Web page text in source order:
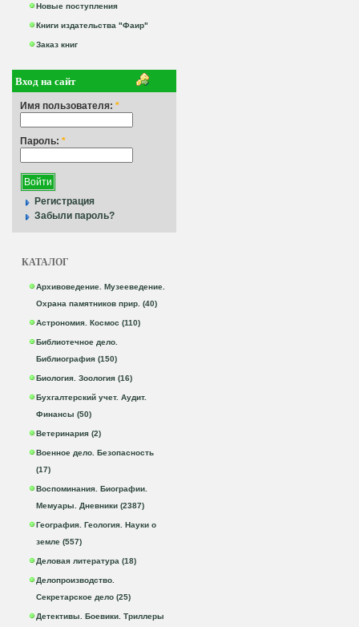
Новые поступления
Книги издательства "Фаир"
Заказ книг
Вход на сайт
Имя пользователя: *
Пароль: *
Регистрация
Забыли пароль?
КАТАЛОГ
Архивоведение. Музееведение.
Охрана памятников прир. (40)
Астрономия. Космос (110)
Библиотечное дело.
Библиография (150)
Биология. Зоология (16)
Бухгалтерский учет. Аудит.
Финансы (50)
Ветеринария (2)
Военное дело. Безопасность
(17)
Воспоминания. Биографии.
Мемуары. Дневники (2387)
География. Геология. Науки о
земле (557)
Деловая литература (18)
Делопроизводство.
Секретарское дело (25)
Детективы. Боевики. Триллеры